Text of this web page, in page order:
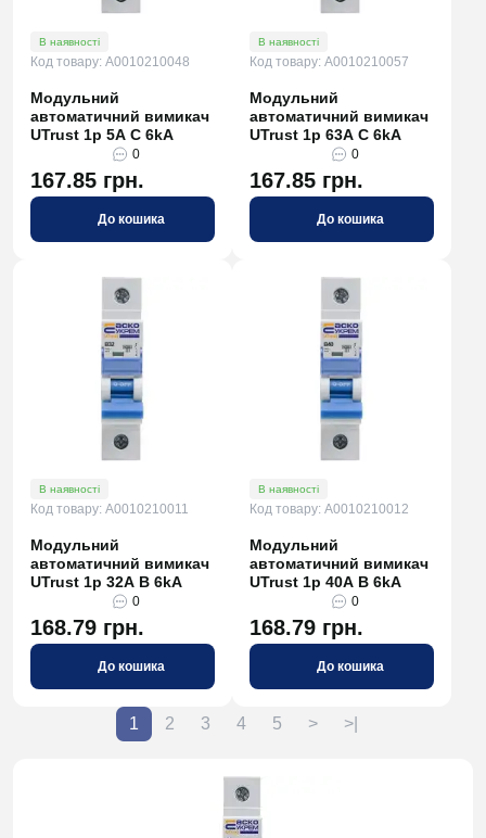
В наявності
Код товару: A0010210048
Модульний
автоматичний вимикач
UTrust 1р 5А С 6kА
0
167.85 грн.
До кошика
В наявності
Код товару: A0010210057
Модульний
автоматичний вимикач
UTrust 1р 63А С 6kА
0
167.85 грн.
До кошика
В наявності
Код товару: A0010210011
Модульний
автоматичний вимикач
UTrust 1р 32А B 6kА
0
168.79 грн.
До кошика
В наявності
Код товару: A0010210012
Модульний
автоматичний вимикач
UTrust 1р 40А B 6kА
0
168.79 грн.
До кошика
1 2 3 4 5 > >|